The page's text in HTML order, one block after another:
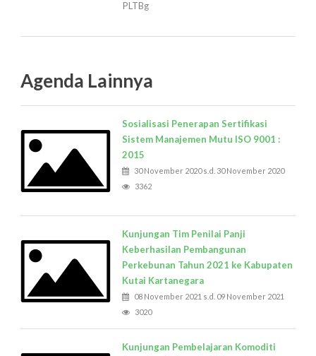
PLTBg
Agenda Lainnya
Sosialisasi Penerapan Sertifikasi
Sistem Manajemen Mutu ISO 9001 :
2015
30 November 2020 s.d. 30 November 2020
3362
Kunjungan Tim Penilai Panji
Keberhasilan Pembangunan
Perkebunan Tahun 2021 ke Kabupaten
Kutai Kartanegara
08 November 2021 s.d. 09 November 2021
3020
Kunjungan Pembelajaran Komoditi